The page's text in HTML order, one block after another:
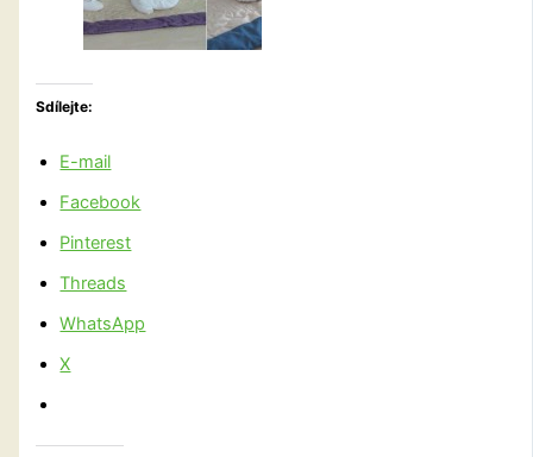
Sdílejte:
E-mail
Facebook
Pinterest
Threads
WhatsApp
X